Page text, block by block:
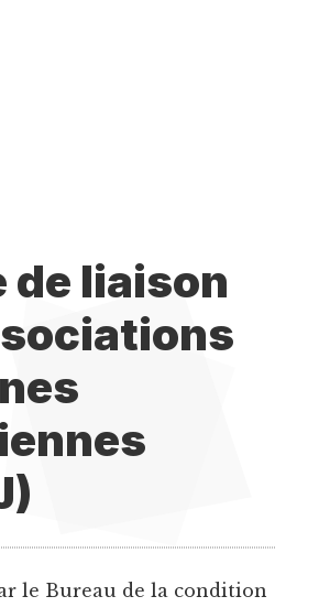
de liaison
le Bureau de la condition